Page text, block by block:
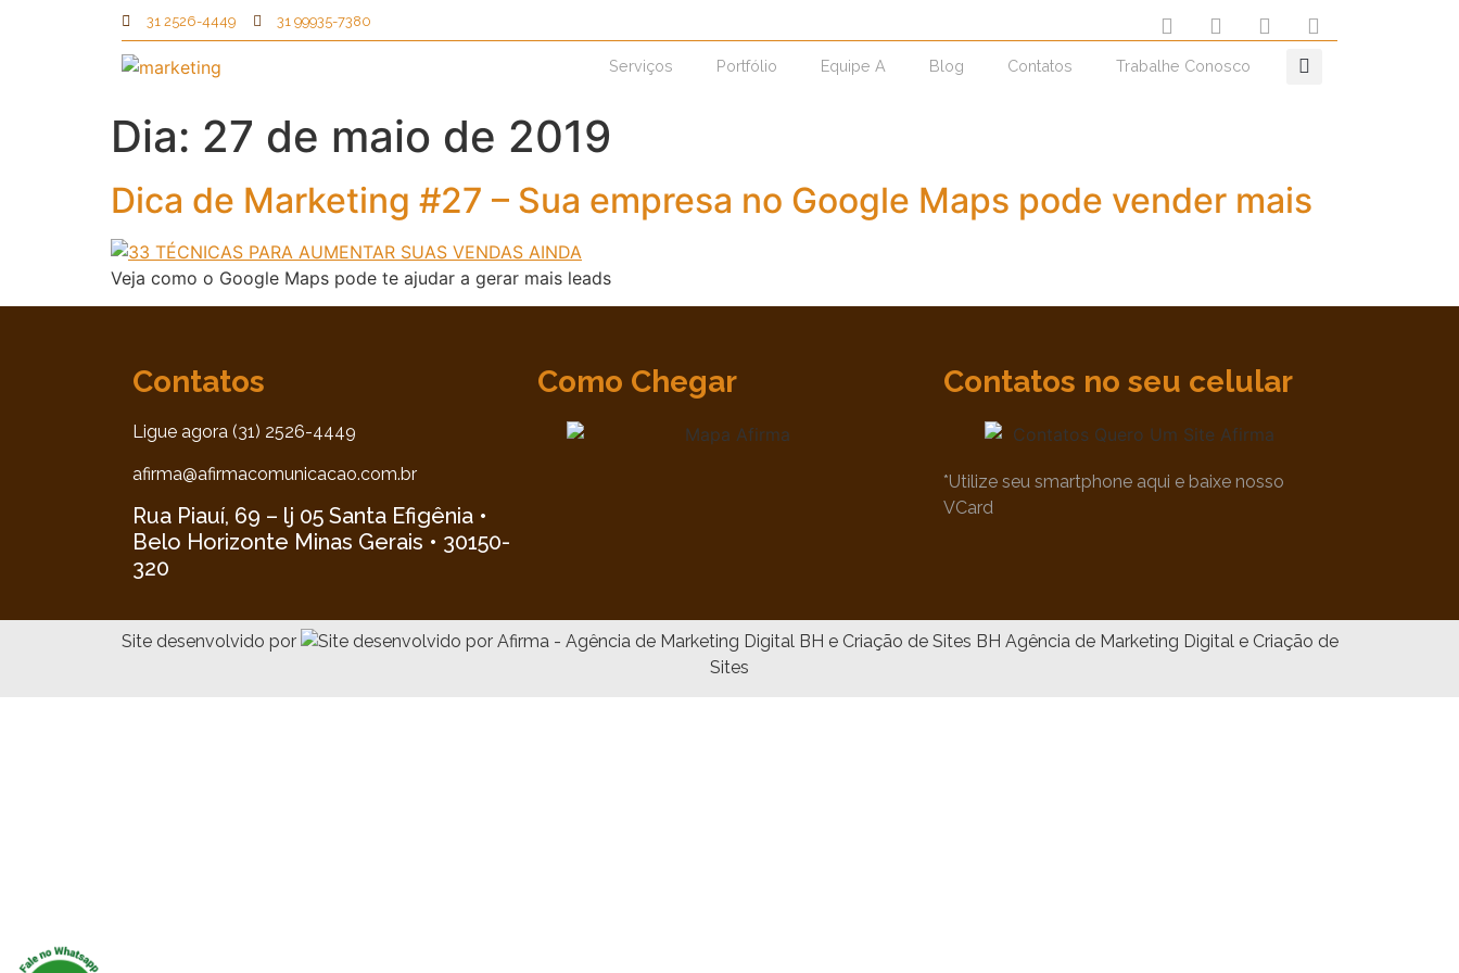
31 2526-4449 31 99935-7380
Serviços Portfólio Equipe A Blog Contatos Trabalhe Conosco
Dia: 27 de maio de 2019
Dica de Marketing #27 – Sua empresa no Google Maps pode vender mais
Veja como o Google Maps pode te ajudar a gerar mais leads
Contatos
Ligue agora (31) 2526-4449
afirma@afirmacomunicacao.com.br
Rua Piauí, 69 – lj 05 Santa Efigênia •
Belo Horizonte Minas Gerais • 30150-
320
Como Chegar Contatos no seu celular
*Utilize seu smartphone aqui e baixe nosso
VCard
Site desenvolvido por
Agência de Marketing Digital e Criação de
Sites